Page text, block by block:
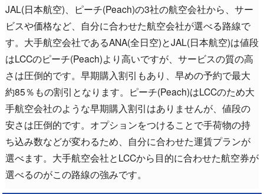
JAL(日本航空)、ピーチ(Peach)の3社の航空会社から、サー
ビスや価格など、自分に合わせた航空会社が選べる路線で
す。大手航空会社であるANA(全日空)とJAL(日本航空)は値段
はLCCのピーチ(Peach)より高いですが、サービスの質の高
さは圧倒的です。早期購入割引もあり、早めの予約で最大
約85％もの割引となります。ピーチ(Peach)はLCCのため大
手航空会社のような早期購入割引はありませんが、値段の
安さは圧倒的です。オプションをつけることで手荷物の持
ち込み数などが変わるため、自分に合わせた運賃プランが
選べます。大手航空会社とLCCから目的に合わせた航空券が
選べるのがこの路線の強みです。